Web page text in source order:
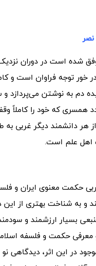
شده است در دوران
توجه فراوان است و
دم به نوشتن می‌پردازد
همسری که خود را کاملاً
دانشمند دیگر غربی به
اهل علم است.
حکمت معنوی ایران و
و به شناخت بهتری از
بسیار ارزشمند و
حکمت و فلسفه
در این اثر، دیدگاهی